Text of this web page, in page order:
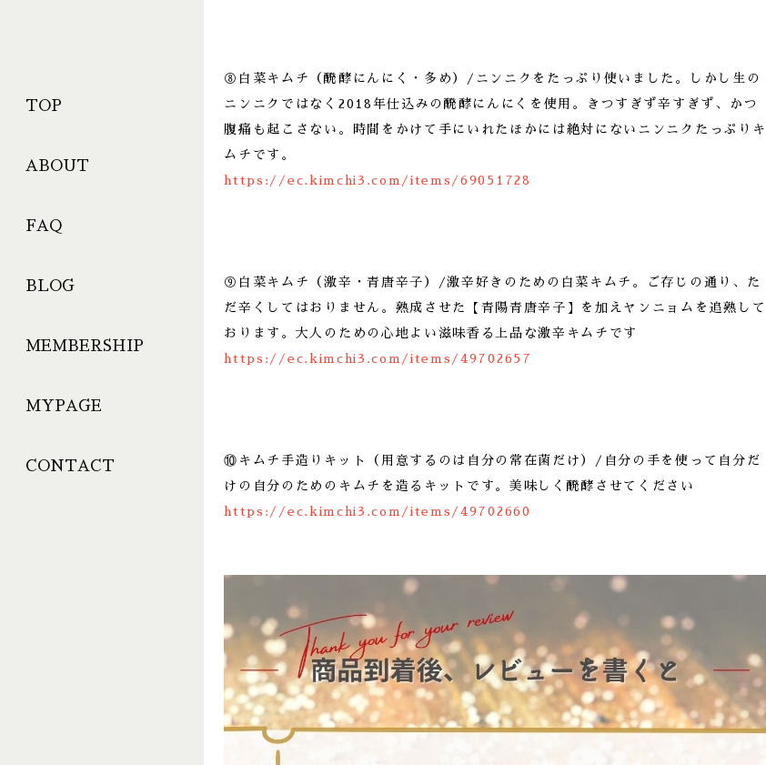
TOP
ABOUT
FAQ
BLOG
MEMBERSHIP
MYPAGE
CONTACT
⑧白菜キムチ（醗酵にんにく・多め）/ニンニクをたっぷり使いました。しかし生の
ニンニクではなく2018年仕込みの醗酵にんにくを使用。きつすぎず辛すぎず、かつ
腹痛も起こさない。時間をかけて手にいれたほかには絶対にないニンニクたっぷりキ
ムチです。
https://ec.kimchi3.com/items/69051728
⑨白菜キムチ（激辛・青唐辛子）/激辛好きのための白菜キムチ。ご存じの通り、た
だ辛くしてはおりません。熟成させた【青陽青唐辛子】を加えヤンニョムを追熟して
おります。大人のための心地よい滋味香る上品な激辛キムチです
https://ec.kimchi3.com/items/49702657
⑩キムチ手造りキット（用意するのは自分の常在菌だけ）/自分の手を使って自分だ
けの自分のためのキムチを造るキットです。美味しく醗酵させてください
https://ec.kimchi3.com/items/49702660